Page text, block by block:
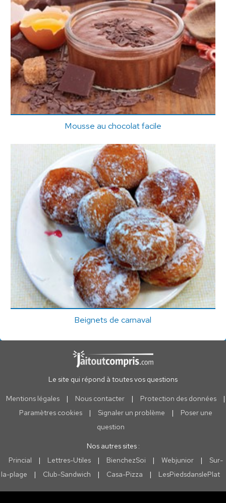
Mousse au chocolat facile
Beignets de carnaval
Le site qui répond à toutes vos questions
Mentions légales | Nous contacter | Protection des données
|
Paramètres cookies
| Signaler un problème |
Poser une
question
Nos autres sites :
Princial
| Lettres-Utiles | BienchezSoi | Webjunior |
Sur-
la-plage
| Club-Sandwich | Casa-Pizza | LesPiedsdanslePlat